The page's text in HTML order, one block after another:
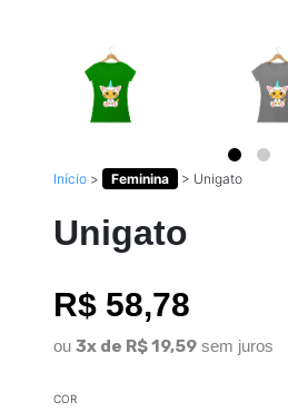
Início > Feminina > Unigato
Unigato
R$ 58,78
ou 3x de R$ 19,59 sem juros
COR